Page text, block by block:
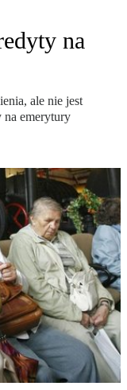
na
ale nie jest
emerytury